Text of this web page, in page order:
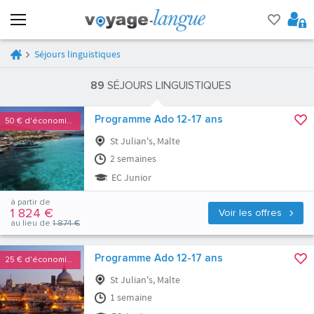
Séjours linguistiques
89 SÉJOURS LINGUISTIQUES
50 € d'économies Programme Ado 12-17 ans
St Julian's, Malte
2 semaines
EC Junior
Voir les offres
à partir de
1 824 €
au lieu de 1 874 €
25 € d'économies Programme Ado 12-17 ans
St Julian's, Malte
1 semaine